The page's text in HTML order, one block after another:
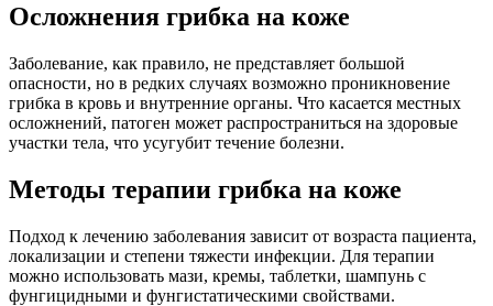
Осложнения грибка на коже
Заболевание, как правило, не представляет большой
опасности, но в редких случаях возможно проникновение
грибка в кровь и внутренние органы. Что касается местных
осложнений, патоген может распространиться на здоровые
участки тела, что усугубит течение болезни.
Методы терапии грибка на коже
Подход к лечению заболевания зависит от возраста пациента,
локализации и степени тяжести инфекции. Для терапии
можно использовать мази, кремы, таблетки, шампунь с
фунгицидными и фунгистатическими свойствами.